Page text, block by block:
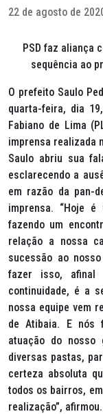
22 de agosto de
PSD faz aliança
sequência ao
O prefeito Saulo
quarta-feira, dia
Fabiano de Lima
imprensa realizada
Saulo abriu sua
esclarecendo a
em razão da pan-
imprensa. “Hoje é
fazendo um
relação a nossa
sucessão ao
fazer isso,
continuidade, é a
nossa equipe vem
de Atibaia. E nós
atuação do nosso
diversas pastas,
certeza absoluta
todos os bairros,
realização”, afirmou.